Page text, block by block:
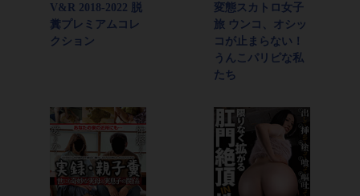
V&R 2018-2022 脱
糞プレミアムコレ
クション
変態スカトロ女子
旅 ウンコ、オシッ
コが止まらない！
うんこパリピな私
たち